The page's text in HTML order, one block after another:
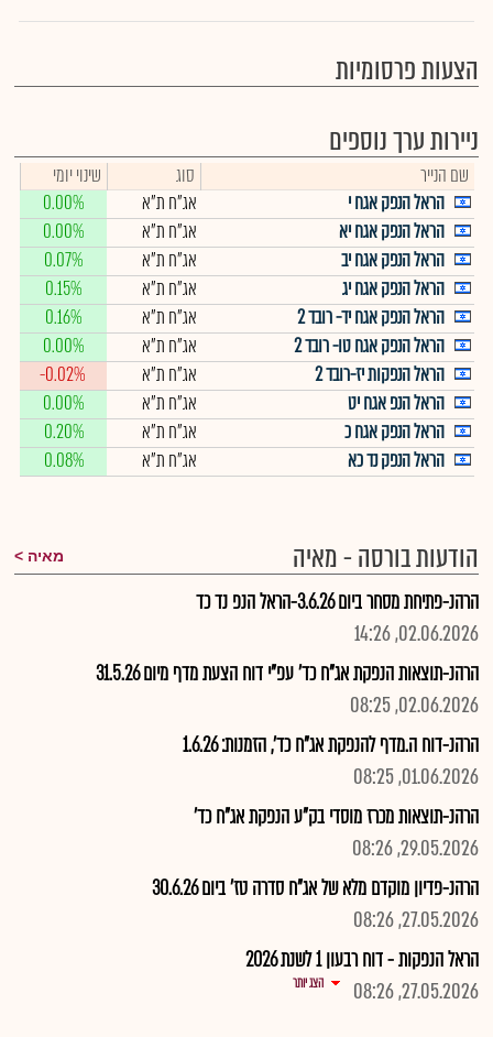
הצעות פרסומיות
ניירות ערך נוספים
שם הנייר סוג
שינוי יומי
הראל הנפק אגח י
אג"ח ת"א
0.00%
הראל הנפק אגח יא
אג"ח ת"א
0.00%
הראל הנפק אגח יב
אג"ח ת"א
0.07%
הראל הנפק אגח יג
אג"ח ת"א
0.15%
הראל הנפק אגח יד- רובד 2
אג"ח ת"א
0.16%
הראל הנפק אגח טו- רובד 2
אג"ח ת"א
0.00%
הראל הנפקות יז-רובד 2
אג"ח ת"א
-0.02%
הראל הנפ אגח יט
אג"ח ת"א
0.00%
הראל הנפק אגח כ
אג"ח ת"א
0.20%
הראל הנפק נד כא
אג"ח ת"א 0.08%
הודעות בורסה - מאיה מאיה
הרהנ-פתיחת מסחר ביום 3.6.26-הראל הנפ נד כד
02.06.2026, 14:26
הרהנ-תוצאות הנפקת אג"ח כד' עפ"י דוח הצעת מדף מיום 31.5.26
02.06.2026, 08:25
הרהנ-דוח ה.מדף להנפקת אג"ח כד', הזמנות: 1.6.26
01.06.2026, 08:25
הרהנ-תוצאות מכרז מוסדי בק"ע הנפקת אג"ח כד'
29.05.2026, 08:26
הרהנ-פדיון מוקדם מלא של אג"ח סדרה טז' ביום 30.6.26
27.05.2026, 08:26
הראל הנפקות - דוח רבעון 1 לשנת 2026
27.05.2026, 08:26
הצג יותר